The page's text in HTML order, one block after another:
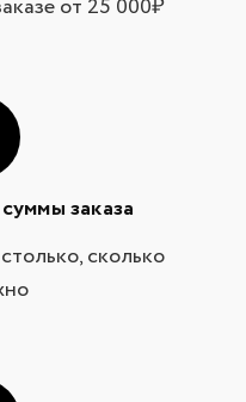
от 25 000₽
заказа
сколько